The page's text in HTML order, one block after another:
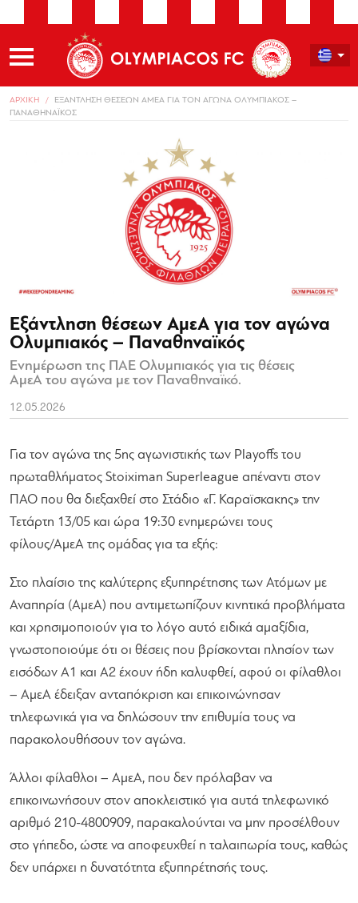
ΑΡΧΙΚΗ
ΕΞΑΝΤΛΗΣΗ ΘΕΣΕΩΝ ΑΜΕΑ ΓΙΑ ΤΟΝ ΑΓΩΝΑ ΟΛΥΜΠΙΑΚΟΣ –
ΠΑΝΑΘΗΝΑΪΚΟΣ
Εξάντληση θέσεων ΑμεΑ για τον αγώνα
Ολυμπιακός – Παναθηναϊκός
Ενημέρωση της ΠΑΕ Ολυμπιακός για τις θέσεις
ΑμεΑ του αγώνα με τον Παναθηναϊκό.
12.05.2026
Για τον αγώνα της 5ης αγωνιστικής των Playoffs του
πρωταθλήματος Stoiximan Superleague απέναντι στον
ΠΑΟ που θα διεξαχθεί στο Στάδιο «Γ. Καραϊσκακης» την
Τετάρτη 13/05 και ώρα 19:30 ενημερώνει τους
φίλους/AμεA της ομάδας για τα εξής:
Στο πλαίσιο της καλύτερης εξυπηρέτησης των Ατόμων με
Αναπηρία (ΑμεΑ) που αντιμετωπίζουν κινητικά προβλήματα
και χρησιμοποιούν για το λόγο αυτό ειδικά αμαξίδια,
γνωστοποιούμε ότι οι θέσεις που βρίσκονται πλησίον των
εισόδων Α1 και Α2 έχουν ήδη καλυφθεί, αφού οι φίλαθλοι
– ΑμεΑ έδειξαν ανταπόκριση και επικοινώνησαν
τηλεφωνικά για να δηλώσουν την επιθυμία τους να
παρακολουθήσουν τον αγώνα.
Άλλοι φίλαθλοι – ΑμεΑ, που δεν πρόλαβαν να
επικοινωνήσουν στον αποκλειστικό για αυτά τηλεφωνικό
αριθμό 210-4800909, παρακαλούνται να μην προσέλθουν
στο γήπεδο, ώστε να αποφευχθεί η ταλαιπωρία τους, καθώς
δεν υπάρχει η δυνατότητα εξυπηρέτησής τους.